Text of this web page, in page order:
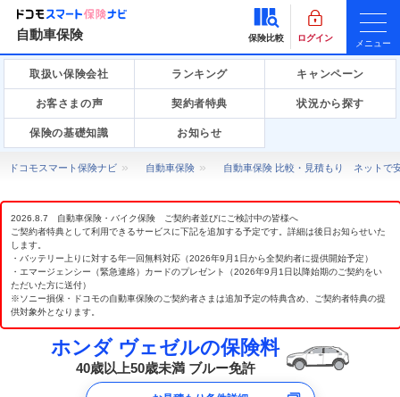
自動車保険 保険比較 ログイン
メニュー
取扱い保険会社 ランキング キャンペーン
お客さまの声 契約者特典 状況から探す
保険の基礎知識 お知らせ
ドコモスマート保険ナビ 自動車保険 自動車保険 比較・見積もり ネットで
2026.8.7 自動車保険・バイク保険 ご契約者並びにご検討中の皆様へ
ご契約者特典として利用できるサービスに下記を追加する予定です。詳細は後日お知らせいた
します。
・バッテリー上りに対する年一回無料対応（2026年9月1日から全契約者に提供開始予定）
・エマージェンシー（緊急連絡）カードのプレゼント（2026年9月1日以降始期のご契約をい
ただいた方に送付）
※ソニー損保・ドコモの自動車保険のご契約者さまは追加予定の特典含め、ご契約者特典の提
供対象外となります。
ホンダ ヴェゼルの保険料
40歳以上50歳未満 ブルー免許